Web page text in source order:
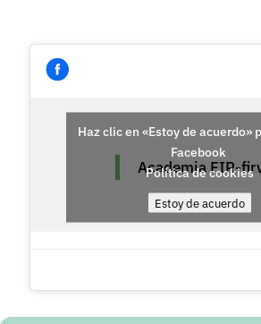
Academia FIR-
Haz clic en «Estoy de acuerdo»
Facebook
Política de cookies
Estoy de acuerdo